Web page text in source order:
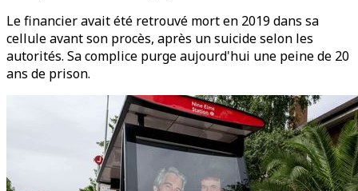
Le financier avait été retrouvé mort en 2019 dans sa
cellule avant son procès, après un suicide selon les
autorités. Sa complice purge aujourd'hui une peine de 20
ans de prison.